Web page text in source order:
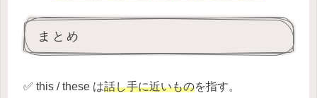
まとめ
✅ this / these は話し手に近いものを指す。